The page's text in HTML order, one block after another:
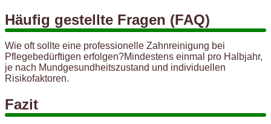
Häufig gestellte Fragen (FAQ)
Wie oft sollte eine professionelle Zahnreinigung bei
Pflegebedürftigen erfolgen?Mindestens einmal pro Halbjahr,
je nach Mundgesundheitszustand und individuellen
Risikofaktoren.
Fazit